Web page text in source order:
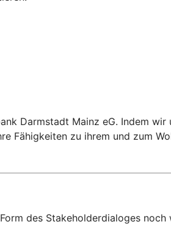
Darmstadt Mainz eG. Indem
Fähigkeiten zu ihrem und zum
des Stakeholderdialoges noch